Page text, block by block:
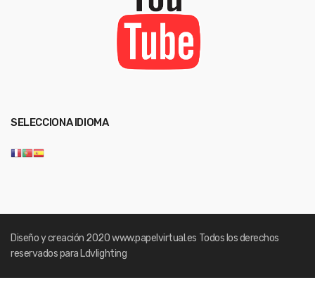
SELECCIONA IDIOMA
Diseño y creación 2020www.papelvirtual.es Todos los derechos
reservados para Ldvlighting